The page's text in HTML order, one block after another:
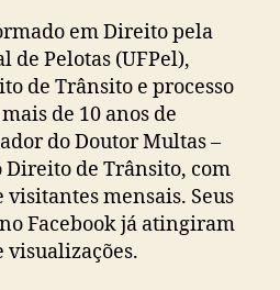
em Direito pela
de Pelotas (UFPel),
de Trânsito e processo
de 10 anos de
do Doutor Multas –
de Trânsito, com
mensais. Seus
Facebook já atingiram
visualizações.